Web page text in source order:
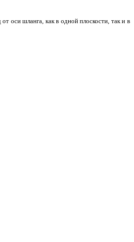
оси шланга, как в одной плоскости, так и в